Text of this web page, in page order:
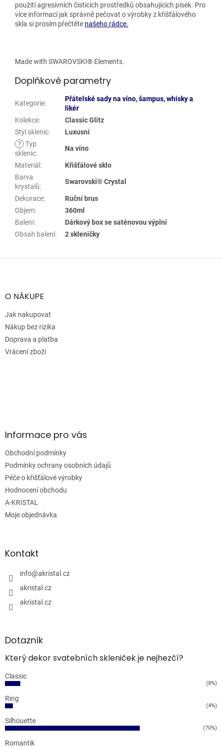
použití agresivních čisticích prostředků obsahujících písek. Pro
více informací jak správně pečovat o výrobky z křišťálového
skla si prosím přečtěte našeho rádce.
Made with SWAROVSKI® Elements.
Doplňkové parametry
Kategorie:
Přátelské sady na víno, šampus, whisky a
likér
Kolekce:
Classic Glitz
Styl sklenic:
Luxusní
? Typ
sklenic:
Na víno
Materiál :
Křišťálové sklo
Barva
krystalů:
Swarovski® Crystal
Dekorace:
Ruční brus
Objem:
360ml
Balení:
Dárkový box se saténovou výplní
Obsah balení: 2 skleničky
Z
aO NÁKUPE
Jak nakupovat
Nákup bez rizika
Doprava a platba
Vrácení zboží
Informace pro vás
Obchodní podmínky
Podmínky ochrany osobních údajů
Péče o křišťálové výrobky
Hodnocení obchodu
A-KRISTAL
Moje objednávka
Kontakt
info@akristal.cz
akristal.cz
akristal.cz
Dotazník
Který dekor svatebních skleniček je nejhezčí?
Classic
(8%)
Ring
(4%)
Silhouette
(70%)
Romantik